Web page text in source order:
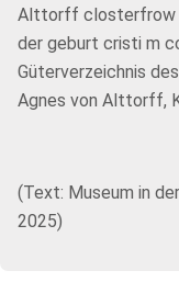
Alttorff closterfrow
der geburt cristi m
Güterverzeichnis
Agnes von Alttorff,
(Text: Museum in
2025)